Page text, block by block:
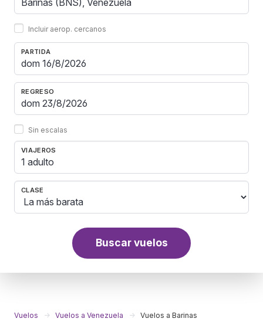
Incluir aerop. cercanos
PARTIDA
REGRESO
Sin escalas
VIAJEROS
1 adulto
CLASE
Buscar vuelos
Vuelos Vuelos a Venezuela Vuelos a Barinas